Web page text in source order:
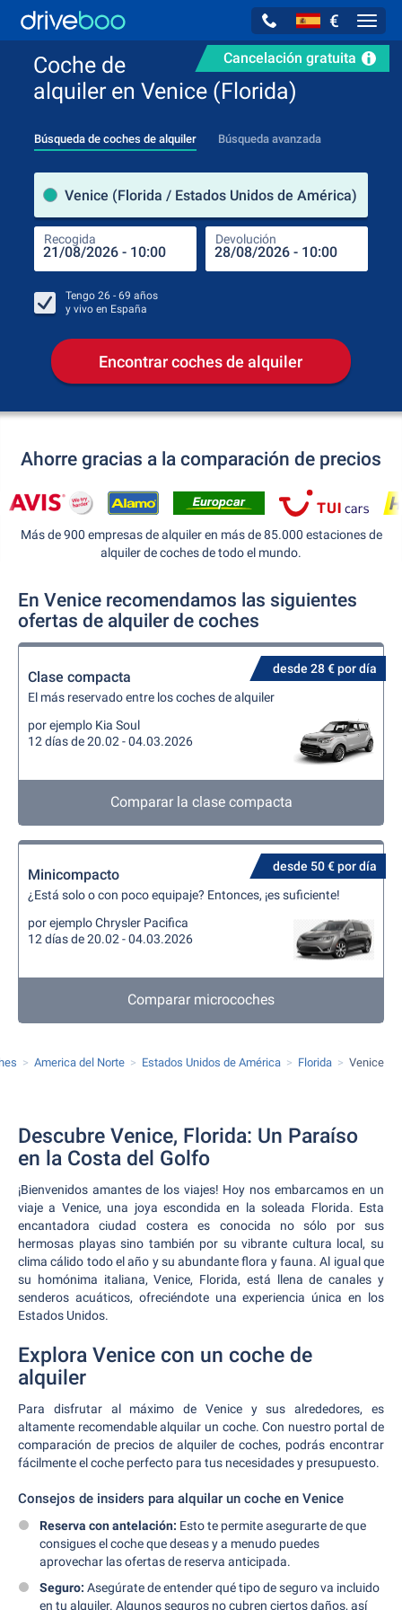
€
Cancelación gratuita
Coche de
alquiler en Venice (Florida)
Búsqueda de coches de alquiler Búsqueda avanzada
Venice (Florida / Estados Unidos de América)
Recogida Devolución
Tengo 26 - 69 años
y vivo en España
Encontrar coches de alquiler
Ahorre gracias a la comparación de precios
Más de 900 empresas de alquiler en más de 85.000 estaciones de
alquiler de coches de todo el mundo.
En Venice recomendamos las siguientes
ofertas de alquiler de coches
desde 28 € por día
Clase compacta
El más reservado entre los coches de alquiler
por ejemplo Kia Soul
12 días de 20.02 - 04.03.2026
Comparar la clase compacta
desde 50 € por día
Minicompacto
¿Está solo o con poco equipaje? Entonces, ¡es suficiente!
por ejemplo Chrysler Pacifica
12 días de 20.02 - 04.03.2026
Comparar microcoches
America del Norte Estados Unidos de América Florida Venice
Descubre Venice, Florida: Un Paraíso
en la Costa del Golfo
¡Bienvenidos amantes de los viajes! Hoy nos embarcamos en un
viaje a Venice, una joya escondida en la soleada Florida. Esta
encantadora ciudad costera es conocida no sólo por sus
hermosas playas sino también por su vibrante cultura local, su
clima cálido todo el año y su abundante flora y fauna. Al igual que
su homónima italiana, Venice, Florida, está llena de canales y
senderos acuáticos, ofreciéndote una experiencia única en los
Estados Unidos.
Explora Venice con un coche de
alquiler
Para disfrutar al máximo de Venice y sus alrededores, es
altamente recomendable alquilar un coche. Con nuestro portal de
comparación de precios de alquiler de coches, podrás encontrar
fácilmente el coche perfecto para tus necesidades y presupuesto.
Consejos de insiders para alquilar un coche en Venice
Reserva con antelación: Esto te permite asegurarte de que
consigues el coche que deseas y a menudo puedes
aprovechar las ofertas de reserva anticipada.
Seguro: Asegúrate de entender qué tipo de seguro va incluido
en tu alquiler. Algunos seguros no cubren ciertos daños, así